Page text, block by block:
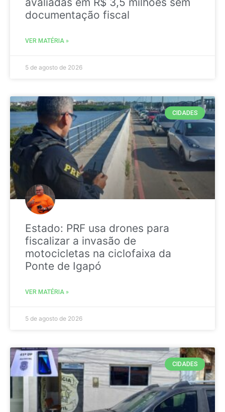
documentação fiscal
VER MATÉRIA »
5 de agosto de 2026
CIDADES
Estado: PRF usa drones para
fiscalizar a invasão de
motocicletas na ciclofaixa da
Ponte de Igapó
VER MATÉRIA »
5 de agosto de 2026
CIDADES